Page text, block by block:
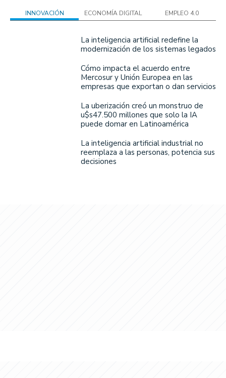
INNOVACIÓN ECONOMÍA DIGITAL EMPLEO 4.0
La inteligencia artificial redefine la
modernización de los sistemas legados
Cómo impacta el acuerdo entre
Mercosur y Unión Europea en las
empresas que exportan o dan servicios
La uberización creó un monstruo de
u$s47.500 millones que solo la IA
puede domar en Latinoamérica
La inteligencia artificial industrial no
reemplaza a las personas, potencia sus
decisiones